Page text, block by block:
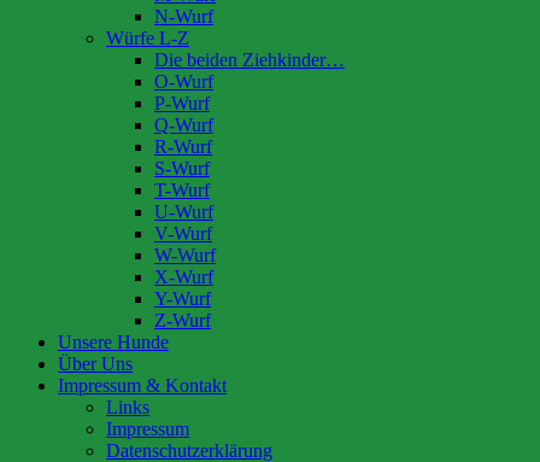
N-Wurf
Würfe L-Z
Die beiden Ziehkinder…
O-Wurf
P-Wurf
Q-Wurf
R-Wurf
S-Wurf
T-Wurf
U-Wurf
V-Wurf
W-Wurf
X-Wurf
Y-Wurf
Z-Wurf
Unsere Hunde
Über Uns
Impressum & Kontakt
Links
Impressum
Datenschutzerklärung